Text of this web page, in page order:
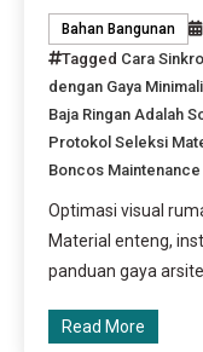
Bahan Bangunan
Tagged Cara
dengan Gaya
Baja Ringan Adalah
Protokol Seleksi
Boncos Maintenance
Optimasi visual
Material enteng,
panduan gaya
Read More